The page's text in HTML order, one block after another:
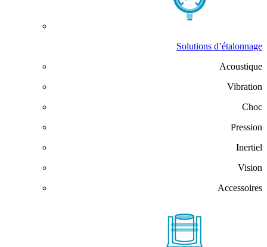
Solutions d’étalonnage
Acoustique
Vibration
Choc
Pression
Inertiel
Vision
Accessoires